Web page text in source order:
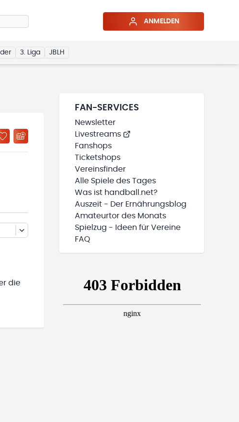
ANMELDEN
3. Liga JBLH
WIRD GELADEN
ZU „MEINE TEAMS“ HINZUFÜGEN
die
FAN-SERVICES
Newsletter
Livestreams
Fanshops
Ticketshops
Vereinsfinder
Alle Spiele des Tages
Was ist handball.net?
Auszeit - Der Ernährungsblog
Amateurtor des Monats
Spielzug - Ideen für Vereine
FAQ